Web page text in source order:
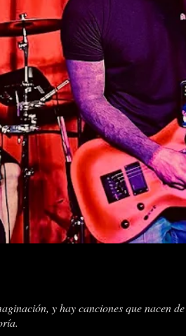
y hay canciones que nacen